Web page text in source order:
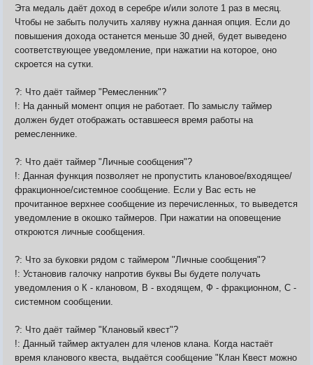
Эта медаль даёт доход в серебре и/или золоте 1 раз в месяц.
Чтобы не забыть получить халяву нужна данная опция. Если до
повышения дохода останется меньше 30 дней, будет выведено
соответствующее уведомление, при нажатии на которое, оно
скроется на сутки.
?: Что даёт таймер "Ремесленник"?
!: На данный момент опция не работает. По замыслу таймер
должен будет отображать оставшееся время работы на
ремесленнике.
?: Что даёт таймер "Личные сообщения"?
!: Данная функция позволяет не пропустить клановое/входящее/
фракционное/системное сообщение. Если у Вас есть не
прочитанное верхнее сообщение из перечисленных, то выведется
уведомление в окошко таймеров. При нажатии на оповещение
откроются личные сообщения.
?: Что за буковки рядом с таймером "Личные сообщения"?
!: Установив галочку напротив буквы Вы будете получать
уведомления о К - клановом, В - входящем, Ф - фракционном, С -
системном сообщении.
?: Что даёт таймер "Клановый квест"?
!: Данный таймер актуален для членов клана. Когда настаёт
время кланового квеста, выдаётся сообщение "Клан Квест можно